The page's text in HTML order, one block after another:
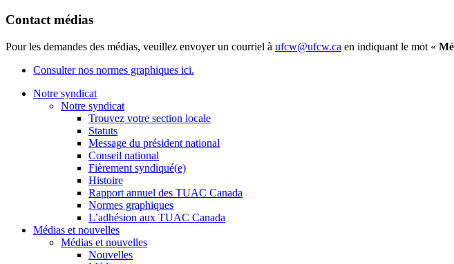
Contact médias
Pour les demandes des médias, veuillez envoyer un courriel à ufcw@ufcw.ca en indiquant le mot «
Consulter nos normes graphiques ici.
Notre syndicat
Notre syndicat
Trouvez votre section locale
Statuts
Message du président national
Conseil national
Fièrement syndiqué(e)
Histoire
Rapport annuel des TUAC Canada
Normes graphiques
L’adhésion aux TUAC Canada
Médias et nouvelles
Médias et nouvelles
Nouvelles